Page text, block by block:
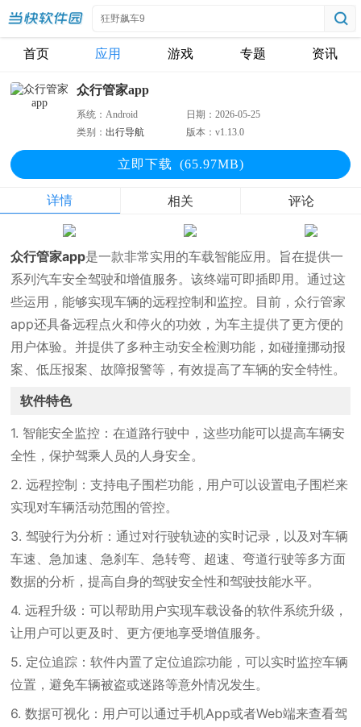
首页 应用 游戏 专题 资讯
众行管家app
系统：Android 日期：2026-05-25
类别：出行导航 版本：v1.13.0
立即下载 (65.97MB)
详情 相关 评论
众行管家app是一款非常实用的车载智能应用。旨在提供一
系列汽车安全驾驶和增值服务。该终端可即插即用。通过这
些运用，能够实现车辆的远程控制和监控。目前，众行管家
app还具备远程点火和停火的功效，为车主提供了更方便的
用户体验。并提供了多种主动安全检测功能，如碰撞挪动报
案、低压报案、故障报警等，有效提高了车辆的安全特性。
软件特色
1. 智能安全监控：在道路行驶中，这些功能可以提高车辆安
全性，保护驾乘人员的人身安全。
2. 远程控制：支持电子围栏功能，用户可以设置电子围栏来
实现对车辆活动范围的管控。
3. 驾驶行为分析：通过对行驶轨迹的实时记录，以及对车辆
车速、急加速、急刹车、急转弯、超速、弯道行驶等多方面
数据的分析，提高自身的驾驶安全性和驾驶技能水平。
4. 远程升级：可以帮助用户实现车载设备的软件系统升级，
让用户可以更及时、更方便地享受增值服务。
5. 定位追踪：软件内置了定位追踪功能，可以实时监控车辆
位置，避免车辆被盗或迷路等意外情况发生。
6. 数据可视化：用户可以通过手机App或者Web端来查看驾